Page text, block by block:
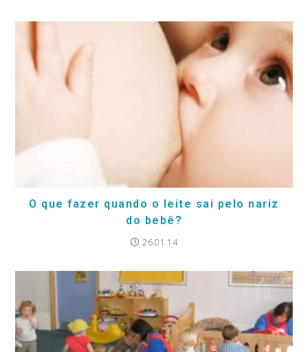
O que fazer quando o leite sai pelo nariz
do bebê?
26.01.14